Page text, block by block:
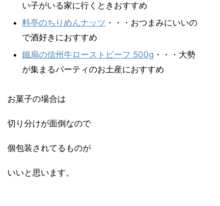
い子がいる家に行くときおすすめ
料亭のちりめんナッツ ・・・おつまみにいいの
で酒好きにおすすめ
鐵扇の信州牛ローストビーフ 500g ・・・大勢
が集まるパーティのお土産におすすめ
お菓子の場合は
切り分けが面倒なので
個包装されてるものが
いいと思います。